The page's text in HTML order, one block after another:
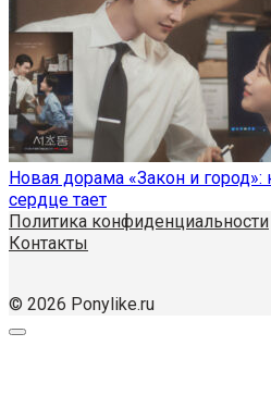
Новая дорама «Закон и город»:
сердце тает
Политика конфиденциальности
Контакты
© 2026 Ponylike.ru